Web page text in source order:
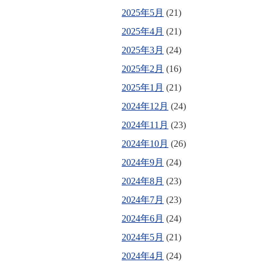
2025年5月 (21)
2025年4月 (21)
2025年3月 (24)
2025年2月 (16)
2025年1月 (21)
2024年12月 (24)
2024年11月 (23)
2024年10月 (26)
2024年9月 (24)
2024年8月 (23)
2024年7月 (23)
2024年6月 (24)
2024年5月 (21)
2024年4月 (24)